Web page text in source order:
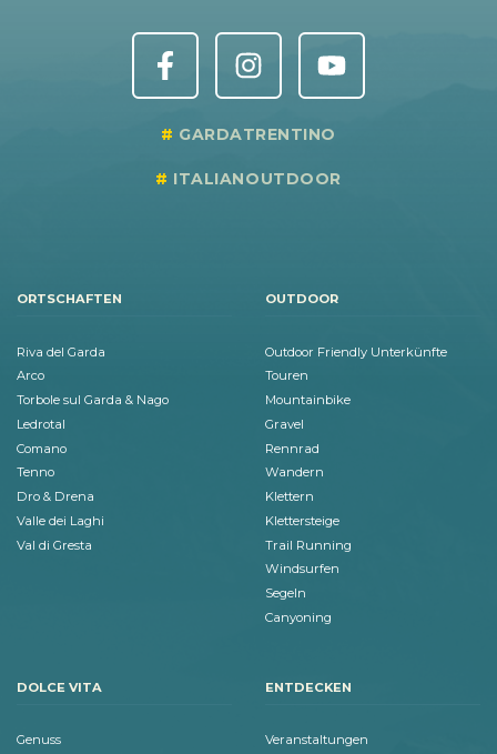
GARDATRENTINO
ITALIANOUTDOOR
ORTSCHAFTEN
Riva del Garda
Arco
Torbole sul Garda & Nago
Ledrotal
Comano
Tenno
Dro & Drena
Valle dei Laghi
Val di Gresta
OUTDOOR
Outdoor Friendly Unterkünfte
Touren
Mountainbike
Gravel
Rennrad
Wandern
Klettern
Klettersteige
Trail Running
Windsurfen
Segeln
Canyoning
DOLCE VITA
Genuss
ENTDECKEN
Veranstaltungen